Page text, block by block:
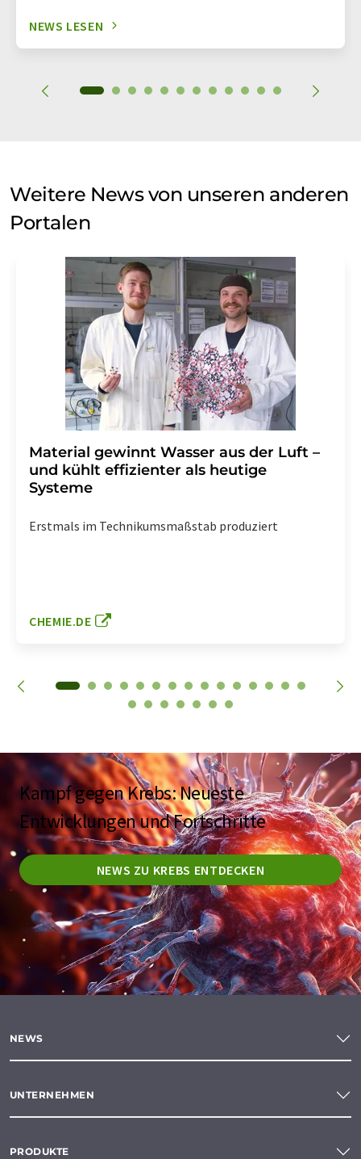
NEWS LESEN
Weitere News von unseren anderen
Portalen
Material gewinnt Wasser aus der Luft –
und kühlt effizienter als heutige
Systeme
Erstmals im Technikumsmaßstab produziert
CHEMIE.DE
Kampf gegen Krebs: Neueste
Entwicklungen und Fortschritte
NEWS ZU KREBS ENTDECKEN
NEWS
UNTERNEHMEN
PRODUKTE